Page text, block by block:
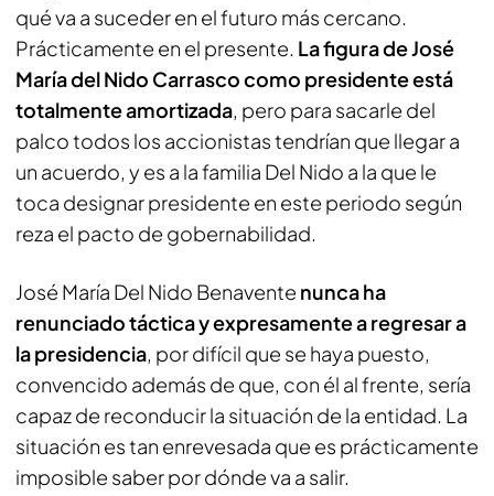
qué va a suceder en el futuro más cercano.
Prácticamente en el presente. La figura de José
María del Nido Carrasco como presidente está
totalmente amortizada, pero para sacarle del
palco todos los accionistas tendrían que llegar a
un acuerdo, y es a la familia Del Nido a la que le
toca designar presidente en este periodo según
reza el pacto de gobernabilidad.
José María Del Nido Benavente nunca ha
renunciado táctica y expresamente a regresar a
la presidencia, por difícil que se haya puesto,
convencido además de que, con él al frente, sería
capaz de reconducir la situación de la entidad. La
situación es tan enrevesada que es prácticamente
imposible saber por dónde va a salir.